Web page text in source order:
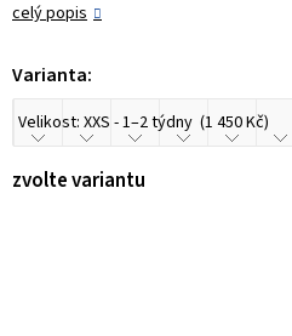
celý popis
Varianta:
zvolte variantu